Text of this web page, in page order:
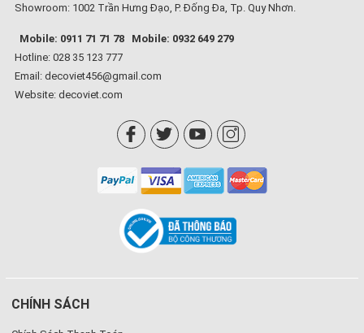
Showroom: 1002 Trần Hưng Đạo, P. Đống Đa, Tp. Quy Nhơn.
Mobile: 0911 71 71 78
Mobile: 0932 649 279
Hotline: 028 35 123 777
Email: decoviet456@gmail.com
Website: decoviet.com
CHÍNH SÁCH